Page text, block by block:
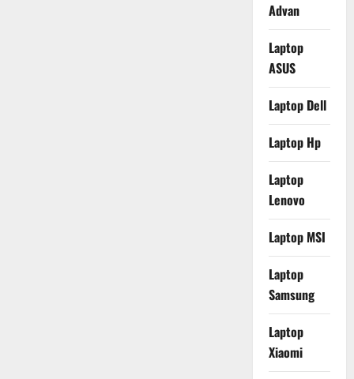
Advan
Laptop
ASUS
Laptop Dell
Laptop Hp
Laptop
Lenovo
Laptop MSI
Laptop
Samsung
Laptop
Xiaomi